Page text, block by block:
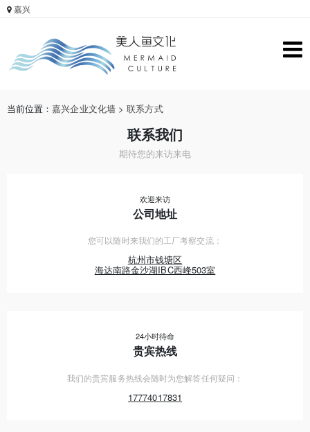
嘉兴
当前位置：嘉兴企业文化墙>联系方式
联系我们
期待您的来访来电
欢迎来访
公司地址
您可以随时来我们的工厂考察交流：
杭州市钱塘区
海达南路金沙湖IBC西峰503室
24小时待命
贵宾热线
我们的贵宾服务热线会随时为您解答任何疑问：
17774017831